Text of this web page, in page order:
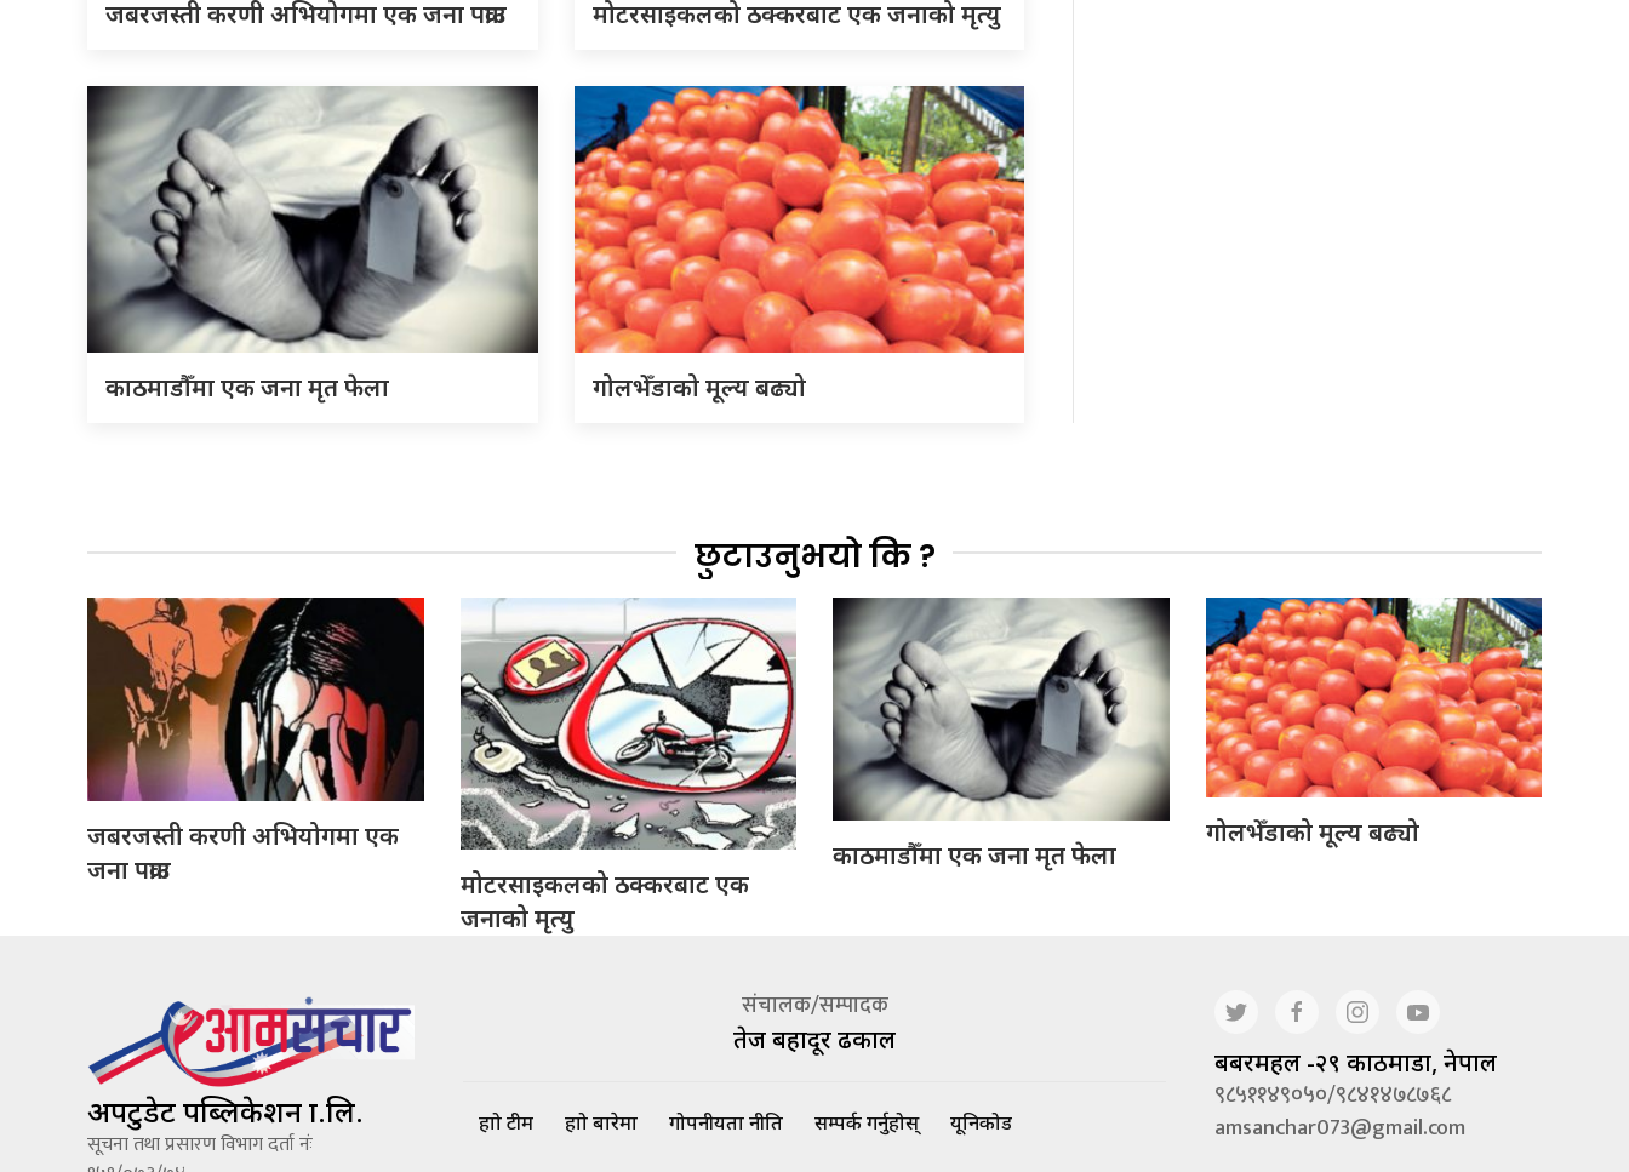
जबरजस्ती करणी अभियोगमा एक जना पक्राउ मोटरसाइकलको ठक्करबाट एक जनाको मृत्यु
काठमाडौँमा एक जना मृत फेला गोलभेँडाको मूल्य बढ्यो
छुटाउनुभयो कि ?
जबरजस्ती करणी अभियोगमा एक
जना पक्राउ
मोटरसाइकलको ठक्करबाट एक
जनाको मृत्यु
काठमाडौँमा एक जना मृत फेला
गोलभेँडाको मूल्य बढ्यो
अपटुडेट पब्लिकेशन प्रा.लि.
सूचना तथा प्रसारण विभाग दर्ता नंः
संचालक/सम्पादक
तेज बहादूर ढकाल
हाम्रो टीम हाम्रो बारेमा गोपनीयता नीति सम्पर्क गर्नुहोस् यूनिकोड
बबरमहल -२९ काठमाडौं, नेपाल
९८५११४९०५०/९८४१४७८७६८
amsanchar073@gmail.com